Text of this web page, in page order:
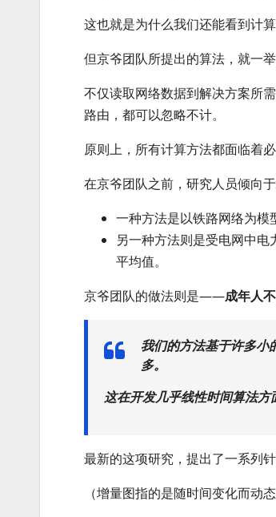
这也就是为什么我们还能看到计
但京爷团队所提出的算法，就一
不仅读取网络数据到解决方案所
路由，都可以忽略不计。
原则上，所有计算方法都面临着
在京爷团队之前，研究人员倾向
一种方法是以铁路网络为模
另一种方法则是受电网中
平均值。
京爷团队的做法则是——成年人
我们的方法基于许多小
多。
这在开发几乎线性时间算法方
最新的这项研究，提出了一系列
（增量图指的是随时间变化而动